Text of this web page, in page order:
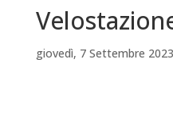
giovedì, 7 Settembre 2023